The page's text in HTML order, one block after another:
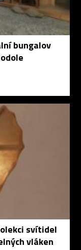
bungalov
svítidel
vláken